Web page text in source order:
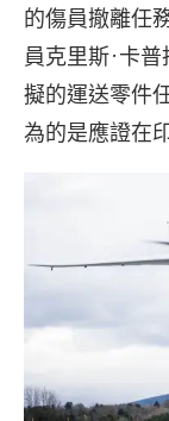
的傷員撤離任
員克里斯·卡
擬的運送零件
為的是應證在